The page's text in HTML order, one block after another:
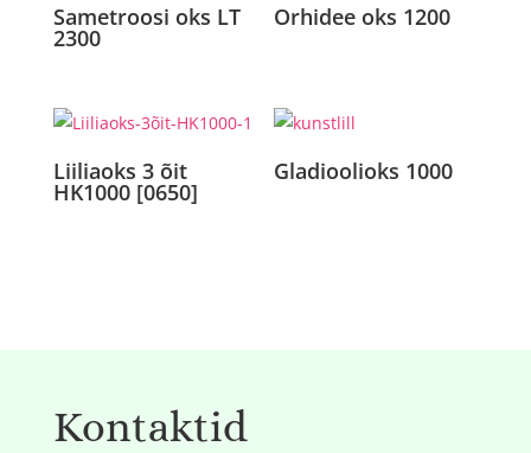
Sametroosi oks LT
2300
Orhidee oks 1200
Liiliaoks 3 õit
HK1000 [0650]
Gladioolioks 1000
Kontaktid